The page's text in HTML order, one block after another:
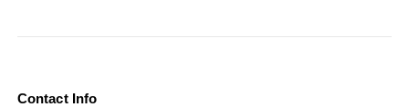
Contact Info